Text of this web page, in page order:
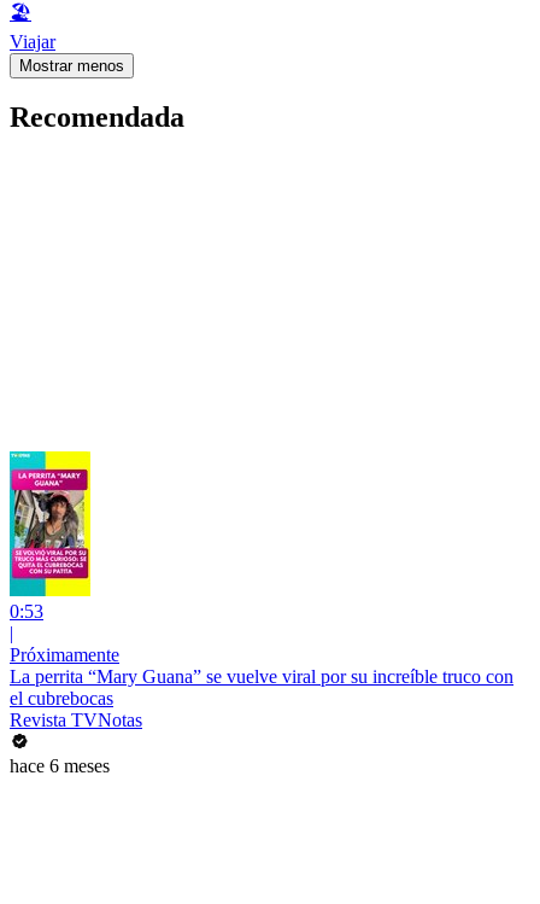
🏖
Viajar
Mostrar menos
Recomendada
0:53
|
Próximamente
La perrita “Mary Guana” se vuelve viral por su increíble truco con
el cubrebocas
Revista TVNotas
hace 6 meses